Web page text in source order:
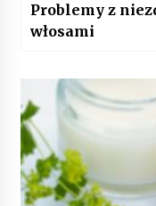
Problemy z
włosami